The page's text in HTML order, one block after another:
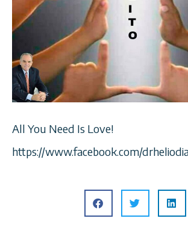
All You Need Is Love!
https://www.facebook.com/